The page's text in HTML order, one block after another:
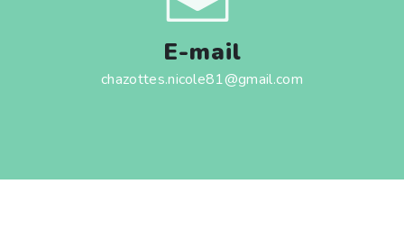
E-mail
chazottes.nicole81@gmail.com